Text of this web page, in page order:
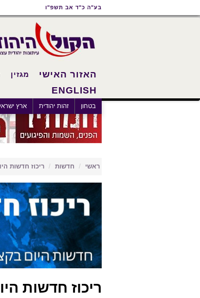
נגישות
ראשי
ראשי
בע"ה כ"ד אב תשפ"ו
האזור האישי מגזין
בטחון זהות יהודית ארץ
ENGLISH
ראשי חדשות ריכוז חדשות
ריכוז חדשות